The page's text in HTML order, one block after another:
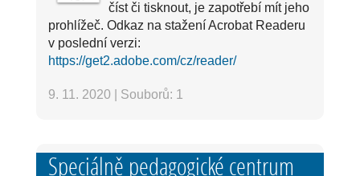
číst či tisknout, je zapotřebí mít jeho
prohlížeč. Odkaz na stažení Acrobat Readeru
v poslední verzi:
https://get2.adobe.com/cz/reader/
9. 11. 2020 Souborů: 1
Speciálně pedagogické centrum